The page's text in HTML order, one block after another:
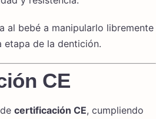
al bebé a manipularlo libremente
de la dentición.
CE
certificación CE, cumpliendo